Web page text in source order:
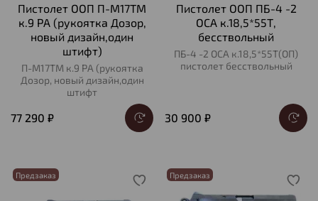
Пистолет ООП П-М17ТМ
к.9 РА (рукоятка Дозор,
новый дизайн,один
штифт)
П-М17ТМ к.9 РА (рукоятка
Дозор, новый дизайн,один
штифт
77 290 ₽
Пистолет ООП ПБ-4 -2
ОСА к.18,5*55Т,
бесствольный
ПБ-4 -2 ОСА к.18,5*55Т(ОП)
пистолет бесствольный
30 900 ₽
Предзаказ Предзаказ